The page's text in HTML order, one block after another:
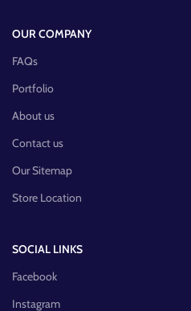
OUR COMPANY
FAQs
Portfolio
About us
Contact us
Our Sitemap
Store Location
SOCIAL LINKS
Facebook
Instagram